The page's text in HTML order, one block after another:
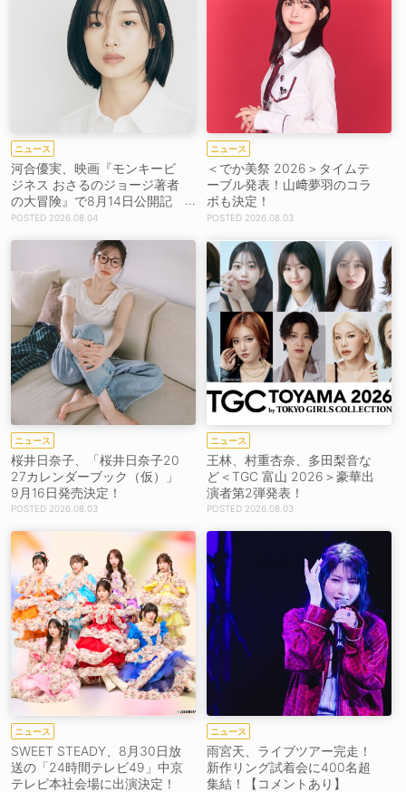
ニュース
河合優実、映画『モンキービ
ジネス おさるのジョージ著者
の大冒険』で8月14日公開記
念イベント登壇決定！
2026.08.04
ニュース
＜でか美祭 2026＞タイムテ
ーブル発表！山﨑夢羽のコラ
ボも決定！
2026.08.03
ニュース
桜井日奈子、「桜井日奈子20
27カレンダーブック（仮）」
9月16日発売決定！
2026.08.03
ニュース
王林、村重杏奈、多田梨音な
ど＜TGC 富山 2026＞豪華出
演者第2弾発表！
2026.08.03
ニュース
SWEET STEADY、8月30日放
送の「24時間テレビ49」中京
テレビ本社会場に出演決定！
ニュース
雨宮天、ライブツアー完走！
新作リング試着会に400名超
集結！【コメントあり】